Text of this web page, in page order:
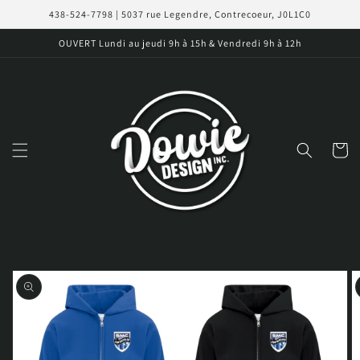
passer
au
contenu
438-524-7798 | 5037 rue Legendre, Contrecoeur, J0L1C0
OUVERT Lundi au jeudi 9h à 15h & Vendredi 9h à 12h
Panier
Passer aux
informations
produits